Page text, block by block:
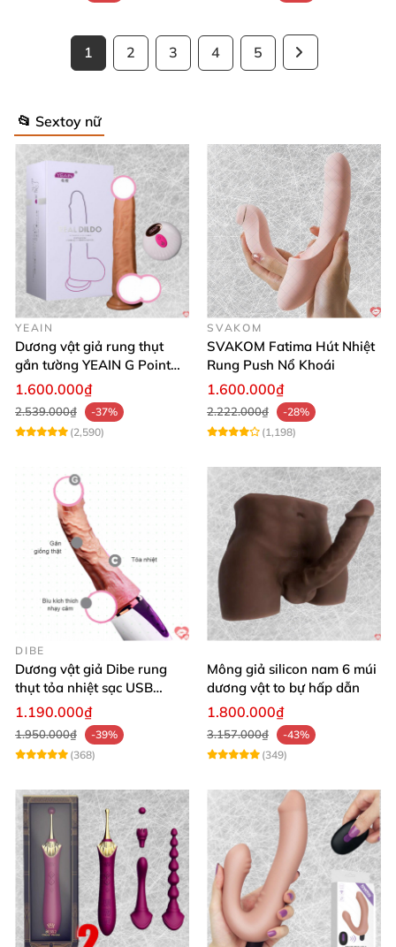
1 2 3 4 5
📂 Sextoy nữ
YEAIN
Dương vật giả rung thụt
gắn tường YEAIN G Point
tỏa nhiệt điều khiển từ xa
1.600.000₫
2.539.000₫
-37%
(2,590)
SVAKOM
SVAKOM Fatima Hút Nhiệt
Rung Push Nổ Khoái
1.600.000₫
2.222.000₫
-28%
(1,198)
DIBE
Dương vật giả Dibe rung
thụt tỏa nhiệt sạc USB
silicon mềm mại
1.190.000₫
1.950.000₫
-39%
(368)
Mông giả silicon nam 6 múi
dương vật to bự hấp dẫn
1.800.000₫
3.157.000₫
-43%
(349)